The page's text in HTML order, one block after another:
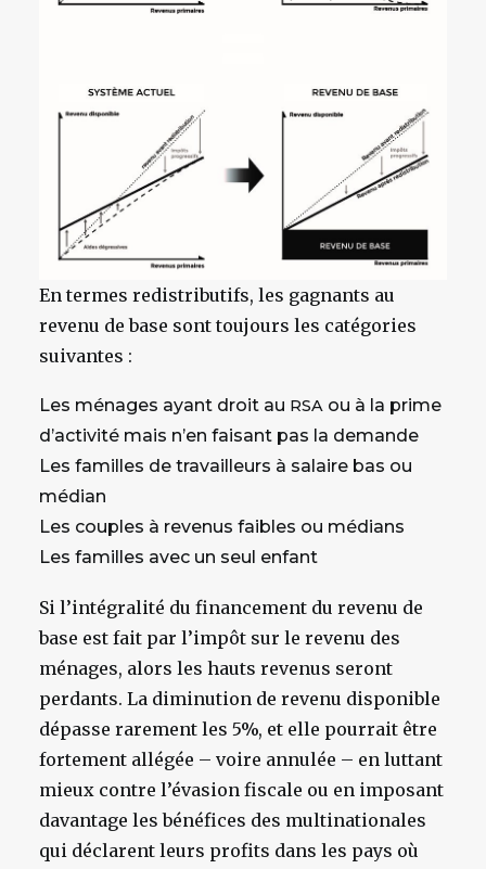
En termes redistributifs, les gagnants au
revenu de base sont toujours les catégories
suivantes :
Les ménages ayant droit au RSA ou à la prime
d’activité mais n’en faisant pas la demande
Les familles de travailleurs à salaire bas ou
médian
Les couples à revenus faibles ou médians
Les familles avec un seul enfant
Si l’intégralité du financement du revenu de
base est fait par l’impôt sur le revenu des
ménages, alors les hauts revenus seront
perdants. La diminution de revenu disponible
dépasse rarement les 5%, et elle pourrait être
fortement allégée – voire annulée – en luttant
mieux contre l’évasion fiscale ou en imposant
davantage les bénéfices des multinationales
qui déclarent leurs profits dans les pays où